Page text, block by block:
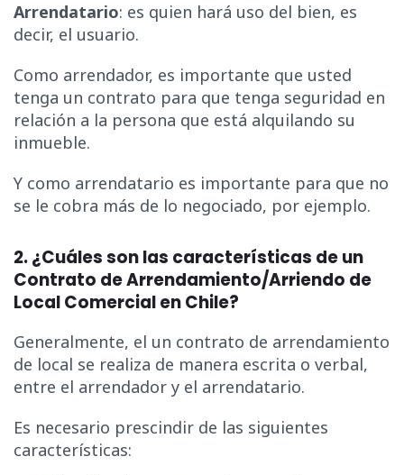
Arrendatario: es quien hará uso del bien, es
decir, el usuario.
Como arrendador, es importante que usted
tenga un contrato para que tenga seguridad en
relación a la persona que está alquilando su
inmueble.
Y como arrendatario es importante para que no
se le cobra más de lo negociado, por ejemplo.
2. ¿Cuáles son las características de un
Contrato de Arrendamiento/Arriendo de
Local Comercial en Chile?
Generalmente, el un contrato de arrendamiento
de local se realiza de manera escrita o verbal,
entre el arrendador y el arrendatario.
Es necesario prescindir de las siguientes
características: